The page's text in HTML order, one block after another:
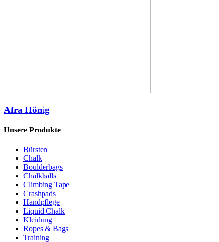
Afra Hönig
Unsere Produkte
Bürsten
Chalk
Boulderbags
Chalkballs
Climbing Tape
Crashpads
Handpflege
Liquid Chalk
Kleidung
Ropes & Bags
Training